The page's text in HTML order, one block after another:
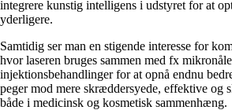
integrere kunstig intelligens i udstyret for at
yderligere.
Samtidig ser man en stigende interesse for
hvor laseren bruges sammen med fx
injektionsbehandlinger for at opnå endnu
peger mod mere skræddersyede, effektive og
både i medicinsk og kosmetisk sammenhæng.